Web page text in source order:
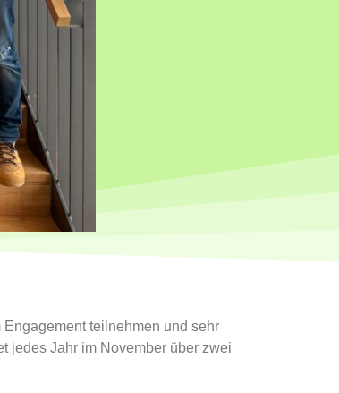
teilnehmen und sehr
jedes Jahr im November über zwei